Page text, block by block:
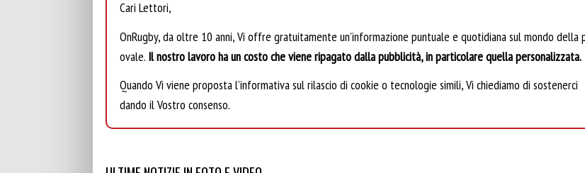
Cari Lettori,
OnRugby, da oltre 10 anni, Vi offre gratuitamente un’informazione puntuale e quotidiana sul mondo della
ovale. Il nostro lavoro ha un costo che viene ripagato dalla pubblicità, in particolare quella personalizzata.
Quando Vi viene proposta l’informativa sul rilascio di cookie o tecnologie simili, Vi chiediamo di sostenerci
dando il Vostro consenso.